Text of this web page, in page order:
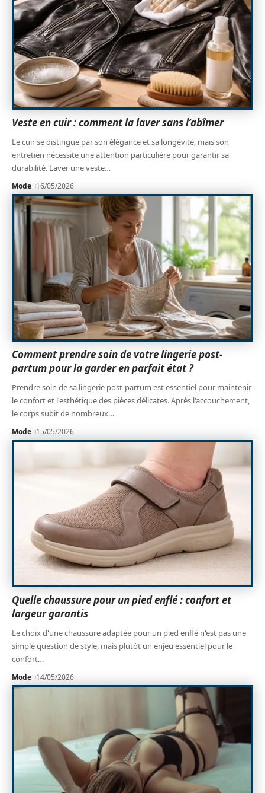
Veste en cuir : comment la laver sans l’abîmer
Le cuir se distingue par son élégance et sa longévité, mais son
entretien nécessite une attention particulière pour garantir sa
durabilité. Laver une veste…
Mode 16/05/2026
Comment prendre soin de votre lingerie post-
partum pour la garder en parfait état ?
Prendre soin de sa lingerie post-partum est essentiel pour maintenir
le confort et l'esthétique des pièces délicates. Après l'accouchement,
le corps subit de nombreux…
Mode 15/05/2026
Quelle chaussure pour un pied enflé : confort et
largeur garantis
Le choix d'une chaussure adaptée pour un pied enflé n'est pas une
simple question de style, mais plutôt un enjeu essentiel pour le
confort…
Mode 14/05/2026